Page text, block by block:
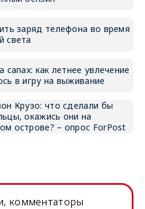
заряд телефона во время
света
сапах: как летнее увлечение
в игру на выживание
Крузо: что сделали бы
окажись они на
острове? – опрос ForPost
комментаторы